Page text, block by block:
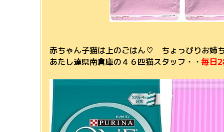
赤ちゃん子猫は上のごはん♡ ちょっぴりお
あたし達県南倉庫の４６匹猫スタッフ・・ 毎日